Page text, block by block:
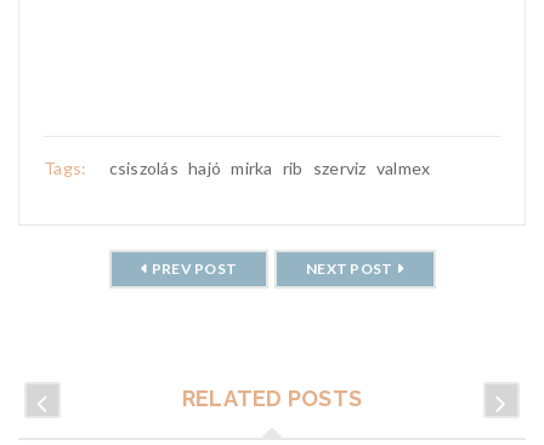
Tags: csiszolás hajó mirka rib szerviz valmex
PREV POST NEXT POST
RELATED POSTS